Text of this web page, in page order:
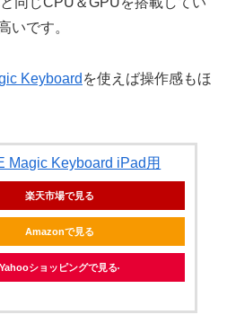
いです。
Keyboard を使えば操作感もほ
Magic Keyboard iPad用
楽天市場で見る
Amazonで見る
Yahooショッピングで見る